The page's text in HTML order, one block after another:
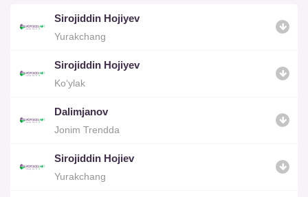
Sirojiddin Hojiyev
Yurakchang
Sirojiddin Hojiyev
Ko‘ylak
Dalimjanov
Jonim Trendda
Sirojiddin Hojiev
Yurakchang